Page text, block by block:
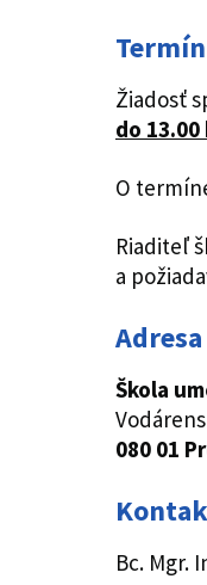
Žiadosť
do 13.00
O
Riaditeľ
a
Škola
080 01
Bc. Mgr.